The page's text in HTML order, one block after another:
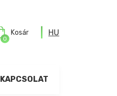
0
Kosár HU
KAPCSOLAT